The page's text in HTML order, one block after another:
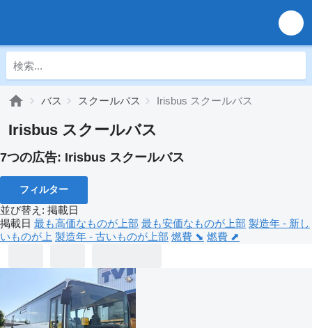
バス スクールバス Irisbus スクールバス
Irisbus スクールバス
7つの広告: Irisbus スクールバス
フィルター
並び替え : 掲載日
掲載日 最も高価なものが上部 最も安価なものが上部 製造年 - 新し
いものが上 製造年 - 古いものが上部 燃費 ⬊ 燃費 ⬈